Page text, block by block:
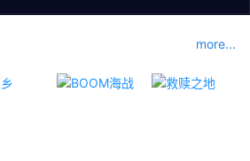
more...